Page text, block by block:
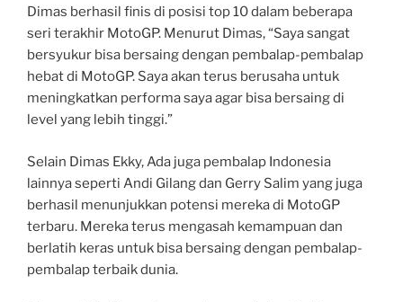
Dimas berhasil finis di posisi top 10 dalam beberapa
seri terakhir MotoGP. Menurut Dimas, “Saya sangat
bersyukur bisa bersaing dengan pembalap-pembalap
hebat di MotoGP. Saya akan terus berusaha untuk
meningkatkan performa saya agar bisa bersaing di
level yang lebih tinggi.”
Selain Dimas Ekky, Ada juga pembalap Indonesia
lainnya seperti Andi Gilang dan Gerry Salim yang juga
berhasil menunjukkan potensi mereka di MotoGP
terbaru. Mereka terus mengasah kemampuan dan
berlatih keras untuk bisa bersaing dengan pembalap-
pembalap terbaik dunia.